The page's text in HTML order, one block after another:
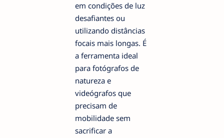
em condições de luz
desafiantes ou
utilizando distâncias
focais mais longas. É
a ferramenta ideal
para fotógrafos de
natureza e
videógrafos que
precisam de
mobilidade sem
sacrificar a